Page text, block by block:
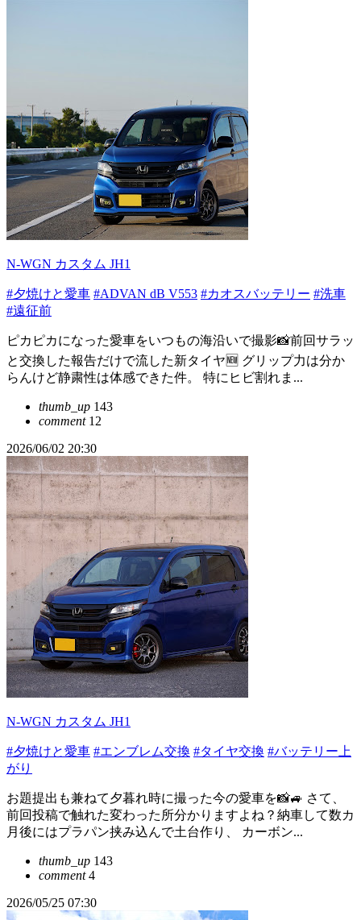
N-WGN カスタム JH1
#夕焼けと愛車 #ADVAN dB V553 #カオスバッテリー #洗車
#遠征前
ピカピカになった愛車をいつもの海沿いで撮影📸前回サラッ
と交換した報告だけで流した新タイヤ🆕 グリップ力は分か
らんけど静粛性は体感できた件。 特にヒビ割れま...
thumb_up 143
comment12
2026/06/02 20:30
N-WGN カスタム JH1
#夕焼けと愛車 #エンブレム交換 #タイヤ交換 #バッテリー上
がり
お題提出も兼ねて夕暮れ時に撮った今の愛車を📸🚙 さて、
前回投稿で触れた変わった所分かりますよね？納車して数カ
月後にはプラパン挟み込んで土台作り、 カーボン...
thumb_up 143
comment4
2026/05/25 07:30